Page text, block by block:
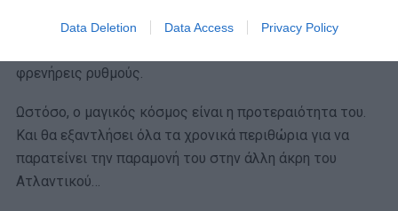
Data Deletion Data Access Privacy Policy
ότι κάνει διαφορά, το στιλ του ταιριάζει πολύ
φρενήρεις ρυθμούς.
Ωστόσο, ο μαγικός κόσμος είναι η προτεραιότητα του.
Και θα εξαντλήσει όλα τα χρονικά περιθώρια για να
παρατείνει την παραμονή του στην άλλη άκρη του
Ατλαντικού…